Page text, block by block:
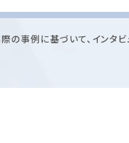
の事例に基づいて、インタ